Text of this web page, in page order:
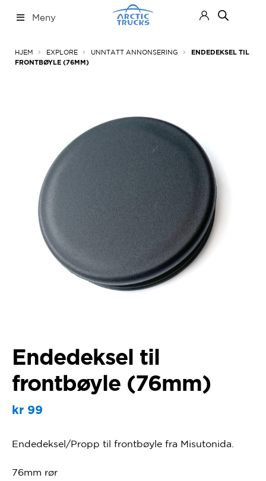
til
til
Meny
ut
HJEM EXPLORE UNNTATT ANNONSERING
ENDEDEKSEL TIL
FRONTBØYLE (76MM)
Endedeksel til
frontbøyle (76mm)
kr99
Endedeksel/Propp til frontbøyle fra Misutonida.
76mm rør